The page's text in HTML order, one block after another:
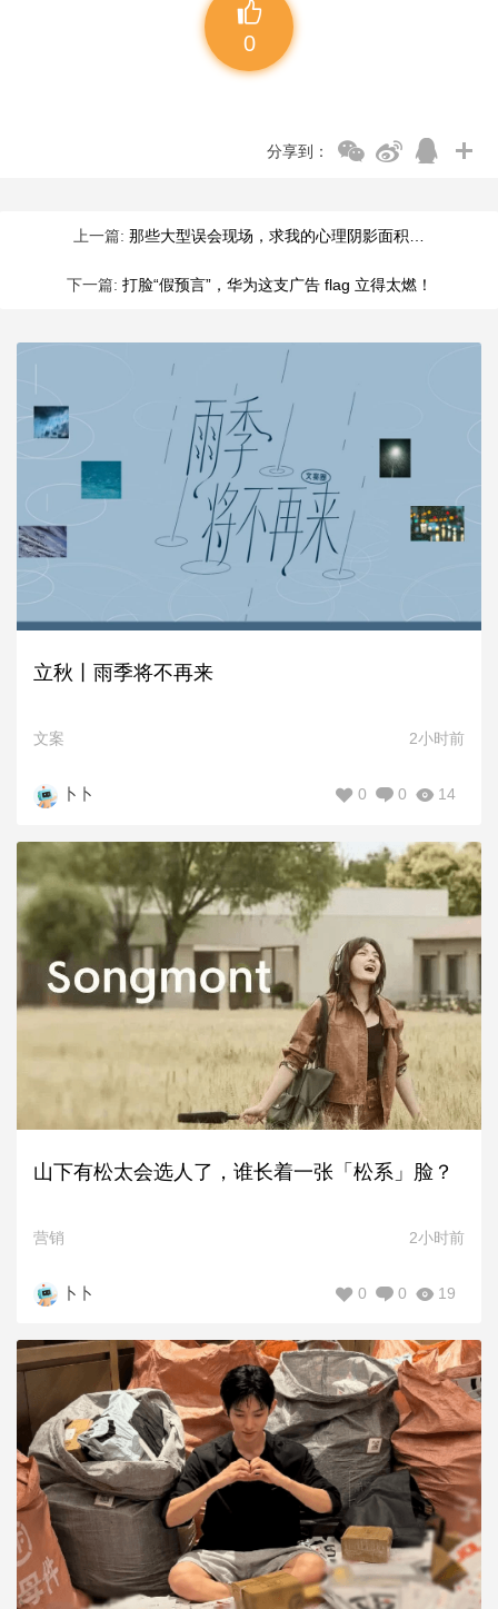
0
分享到：
上一篇: 那些大型误会现场，求我的心理阴影面积…
下一篇: 打脸“假预言”，华为这支广告 flag 立得太燃！
立秋丨雨季将不再来
文案 2小时前
卜卜 14
0
0
山下有松太会选人了，谁长着一张「松系」脸？
营销 2小时前
卜卜 19
0
0